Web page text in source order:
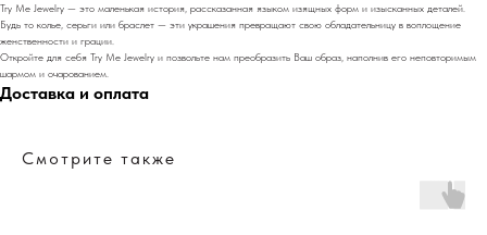
Try Me Jewelry — это маленькая история, рассказанная языком изящных форм и изысканных деталей.
Будь то колье, серьги или браслет — эти украшения превращают свою обладательницу в воплощение
женственности и грации.
Откройте для себя Try Me Jewelry и позвольте нам преобразить Ваш образ, наполнив его неповторимым
шармом и очарованием.
Доставка и оплата
Смотрите также